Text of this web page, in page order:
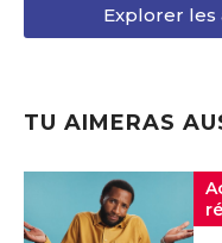
Explorer les
TU AIMERAS